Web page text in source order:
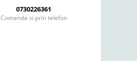
0730226361
Comanda si prin telefon